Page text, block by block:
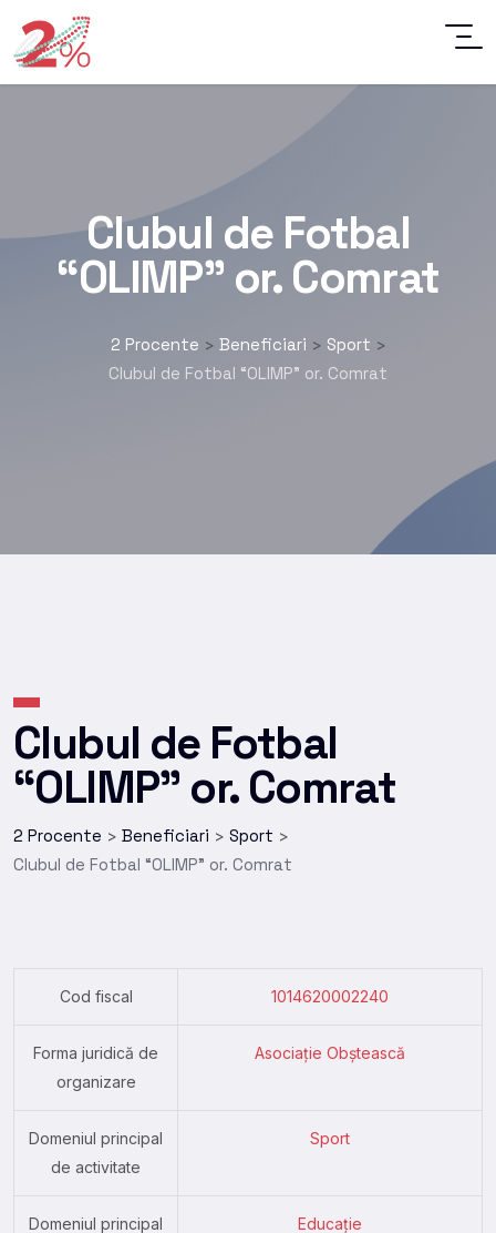
Clubul de Fotbal
“OLIMP” or. Comrat
2 Procente > Beneficiari > Sport >
Clubul de Fotbal “OLIMP” or. Comrat
Clubul de Fotbal
“OLIMP” or. Comrat
2 Procente > Beneficiari > Sport >
Clubul de Fotbal “OLIMP” or. Comrat
Cod fiscal 1014620002240
Forma juridică de
organizare
Asociație Obștească
Domeniul principal
de activitate
Sport
Domeniul principal
Educație